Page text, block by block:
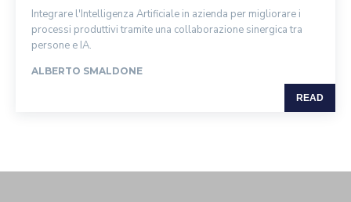
Integrare l'Intelligenza Artificiale in azienda per migliorare i
processi produttivi tramite una collaborazione sinergica tra
persone e IA.
ALBERTO SMALDONE
READ